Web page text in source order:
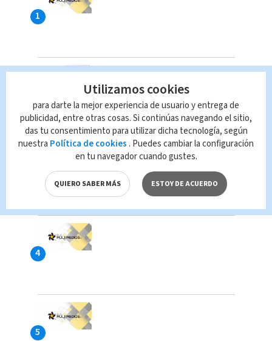
Utilizamos cookies
para darte la mejor experiencia de usuario y entrega de
publicidad, entre otras cosas. Si continúas navegando el sitio,
das tu consentimiento para utilizar dicha tecnología, según
nuestra Política de cookies . Puedes cambiar la configuración
en tu navegador cuando gustes.
QUIERO SABER MÁS ESTOY DE ACUERDO